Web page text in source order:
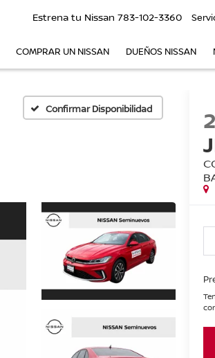
Estrena tu Nissan 783-102-3360
COMPRAR UN NISSAN DUEÑOS NISSAN
Confirmar Disponibilidad